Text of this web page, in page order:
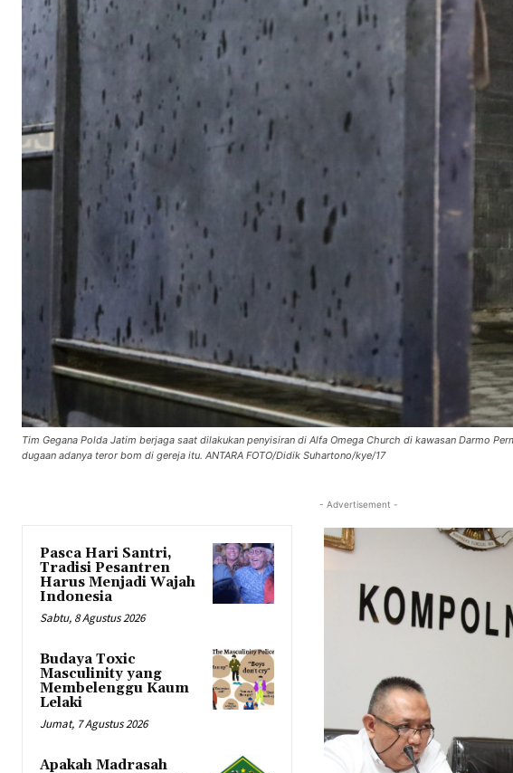
Tim Gegana Polda Jatim berjaga saat dilakukan penyisiran di Alfa Omega Church di kawasan Darmo
dugaan adanya teror bom di gereja itu. ANTARA FOTO/Didik Suhartono/kye/17
Pasca Hari Santri,
Tradisi Pesantren
Harus Menjadi Wajah
Indonesia
Sabtu, 8 Agustus 2026
Budaya Toxic
Masculinity yang
Membelenggu Kaum
Lelaki
Jumat, 7 Agustus 2026
Apakah Madrasah
- Advertisement -